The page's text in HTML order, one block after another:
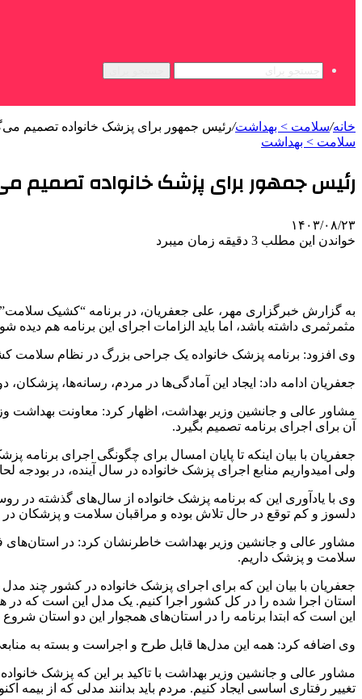
خانه/سلامت > بهداشت/رئیس جمهور برای پزشک خانواده تصمیم
سلامت > بهداشت
رئیس جمهور برای پزشک خانواده تصمیم
۱۴۰۳/۰۸/۲۳
خواندن این مطلب 3 دقیقه زمان میبرد
به گزارش خبرگزاری مهر، علی جعفریان، در برنامه “کشیک سلامت”
مثمرثمری داشته باشد، اما باید الزامات اجرای این برنامه هم دیده
وی افزود: برنامه پزشک خانواده یک جراحی بزرگ در نظام سلامت
جعفریان ادامه داد: ایجاد این آمادگی‌ها در مردم، رسانه‌ها،
مشاور عالی و جانشین وزیر بهداشت، اظهار کرد: معاونت بهداشت
آن برای اجرای برنامه تصمیم بگیرد.
جعفریان با بیان اینکه تا پایان امسال برای چگونگی اجرای برنامه
ولی امیدواریم منابع اجرای پزشک خانواده در سال آینده، در بودجه
دلسوز و کم توقع در حال تلاش بوده و مراقبان سلامت و پزشکان در
مشاور عالی و جانشین وزیر بهداشت خاطرنشان کرد: در
سلامت و پزشک داریم.
جعفریان با بیان این که برای اجرای پزشک خانواده در کشور چند
استان اجرا شده را در کل کشور اجرا کنیم. یک مدل این است که
این است که ابتدا برنامه را در استان‌های همجوار این دو استان
وی اضافه کرد: همه این مدل‌ها قابل طرح و اجراست و بسته به منابعی که در سال ۱۴۰۴ به برنامه پزشک خانواده اختصاص داده می‌شود می‌توان
مشاور عالی و جانشین وزیر بهداشت با تاکید بر این که پزشک
تغییر رفتاری اساسی ایجاد کنیم. مردم باید بدانند مدلی که از بیمه